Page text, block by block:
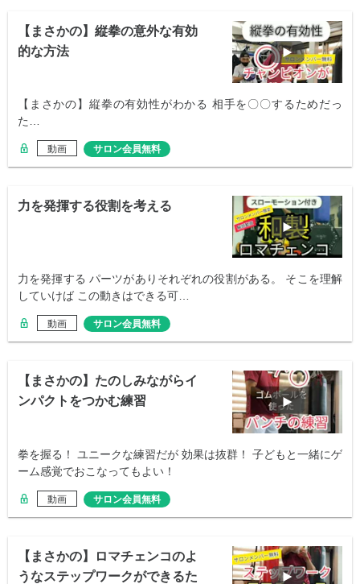
【まさかの】縦拳の意外な有効
的な方法
【まさかの】縦拳の有効性がわかる 相手を〇〇するためだっ
た…
動画 サロン会員無料
力を発揮する役割を考える
力を発揮する パーツがありそれぞれの役割がある。 そこを理解
していけば この動きはできる可…
動画 サロン会員無料
【まさかの】たのしみながらイ
ンパクトをつかむ練習
拳を握る！ ユニークな練習だが 効果は抜群！ 子どもと一緒にゲ
ーム感覚でおこなってもよい！
動画 サロン会員無料
【まさかの】ロマチェンコのよ
うなステップワークができるた